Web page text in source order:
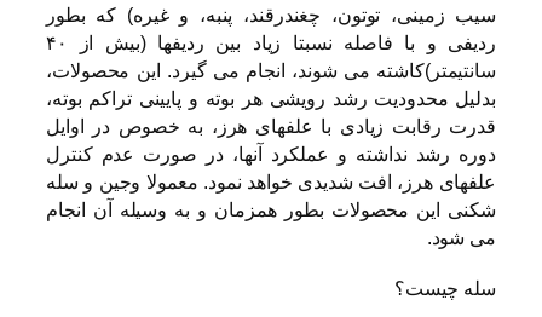
سیب زمینی، توتون، چغندرقند، پنبه، و غیره) که بطور
ردیفی و با فاصله نسبتا زیاد بین ردیفها (بیش از ۴۰
سانتیمتر)کاشته می شوند، انجام می گیرد. این محصولات،
بدلیل محدودیت رشد رویشی هر بوته و پایینی تراکم بوته،
قدرت رقابت زیادی با علفهای هرز، به خصوص در اوایل
دوره رشد نداشته و عملکرد آنها، در صورت عدم کنترل
علفهای هرز، افت شدیدی خواهد نمود. معمولا وجین و سله
شکنی این محصولات بطور همزمان و به وسیله آن انجام
می شود.
سله چیست؟